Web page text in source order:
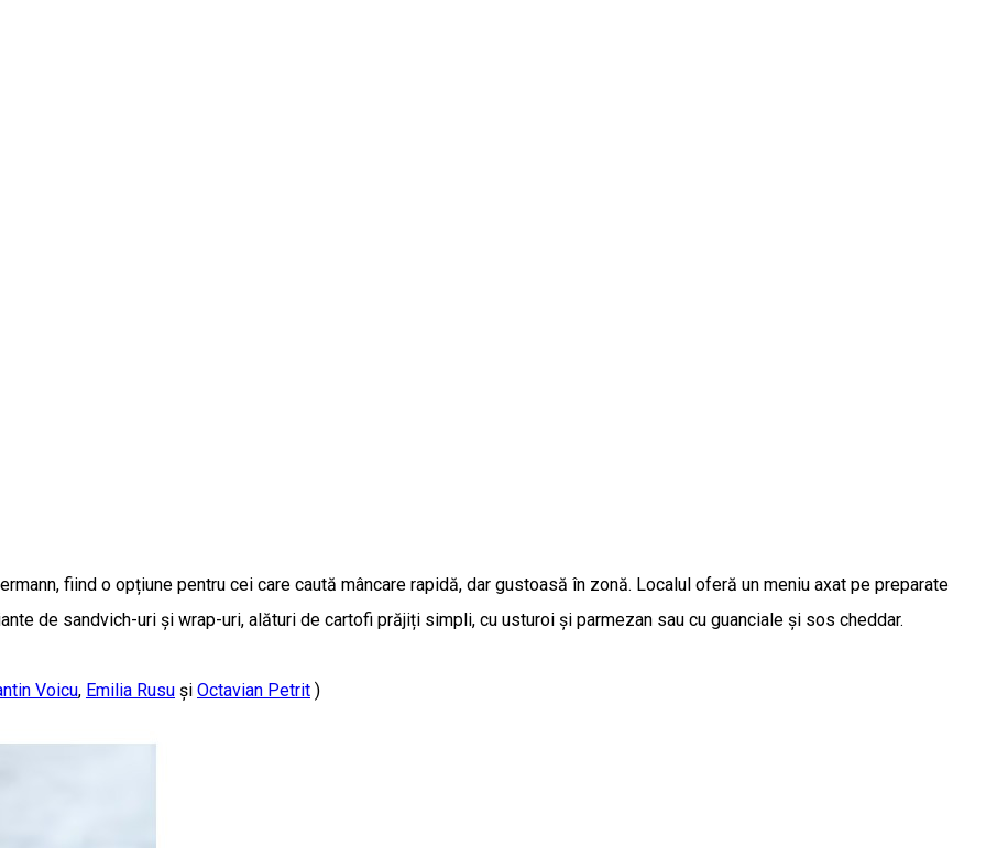
fiind o opțiune pentru cei care caută mâncare rapidă, dar gustoasă în zonă. Localul oferă un meniu axat pe preparate
de sandvich-uri și wrap-uri, alături de cartofi prăjiți simpli, cu usturoi și parmezan sau cu guanciale și sos cheddar.
Voicu, Emilia Rusu și Octavian Petrit )